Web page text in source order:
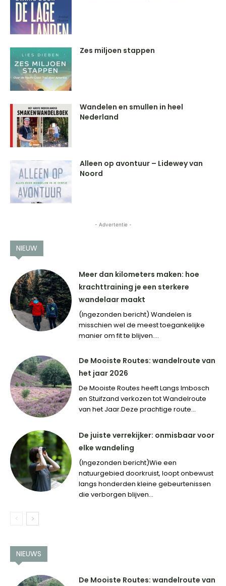
Zes miljoen stappen
Wandelen en smullen in heel
Nederland
Alleen op avontuur – Lidewey van
Noord
- Advertentie -
NIEUW
Meer dan kilometers maken: hoe
krachttraining je een sterkere
wandelaar maakt
(Ingezonden bericht) Wandelen is
misschien wel de meest toegankelijke
manier om fit te blijven....
De Mooiste Routes: wandelroute van
het jaar 2026
De Mooiste Routes heeft Langs Imbosch
en Stuifzand verkozen tot Wandelroute
van het Jaar.Deze prachtige route...
De juiste verrekijker: onmisbaar voor
elke wandeling
(Ingezonden bericht)Wie een
natuurgebied doorkruist, loopt onbewust
langs honderden kleine gebeurtenissen
die verborgen blijven...
NIEUWS
De Mooiste Routes: wandelroute van